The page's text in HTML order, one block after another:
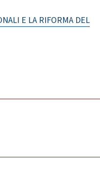
E LA RIFORMA DEL